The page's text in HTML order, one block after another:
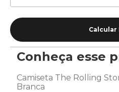
Conheça esse
Camiseta The Rolling
Branca